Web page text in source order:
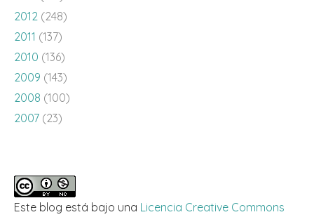
2012 (248)
2011 (137)
2010 (136)
2009 (143)
2008 (100)
2007 (23)
Este blog está bajo una Licencia Creative Commons